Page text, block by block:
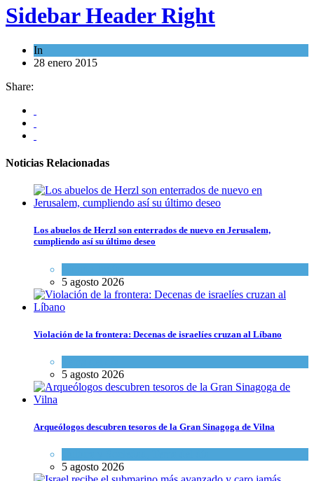
Sidebar Header Right
In
28 enero 2015
Share:
Noticias Relacionadas
Los abuelos de Herzl son enterrados de nuevo en Jerusalem,
cumpliendo así su último deseo
5 agosto 2026
Violación de la frontera: Decenas de israelíes cruzan al Líbano
5 agosto 2026
Arqueólogos descubren tesoros de la Gran Sinagoga de Vilna
5 agosto 2026